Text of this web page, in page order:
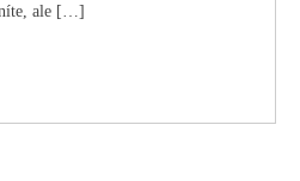
ale […]